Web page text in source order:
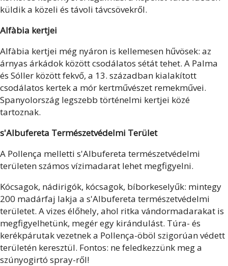
küldik a közeli és távoli távcsövekről.
Alfàbia kertjei
Alfàbia kertjei még nyáron is kellemesen hűvösek: az
árnyas árkádok között csodálatos sétát tehet. A Palma
és Sóller között fekvő, a 13. században kialakított
csodálatos kertek a mór kertművészet remekművei.
Spanyolország legszebb történelmi kertjei közé
tartoznak.
s'Albufereta Természetvédelmi Terület
A Pollença melletti s'Albufereta természetvédelmi
területen számos vízimadarat lehet megfigyelni.
Kócsagok, nádirigók, kócsagok, bíborkeselyűk: mintegy
200 madárfaj lakja a s'Albufereta természetvédelmi
területet. A vizes élőhely, ahol ritka vándormadarakat is
megfigyelhetünk, megér egy kirándulást. Túra- és
kerékpárutak vezetnek a Pollença-öböl szigorúan védett
területén keresztül. Fontos: ne feledkezzünk meg a
szúnyogirtó spray-ről!